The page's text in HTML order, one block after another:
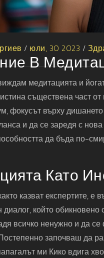
/ юли, 30 2023 /
В
медитацията и
съществена част
фокусът върху
и да се заредя с
да бъда по-
Като
казват експертите,
който
всичко ненужно и да
започваш да
ми Кико вдига